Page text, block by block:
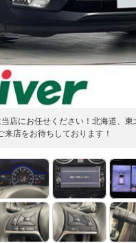
店にお任せください！北海道、東
店をお待ちしております！